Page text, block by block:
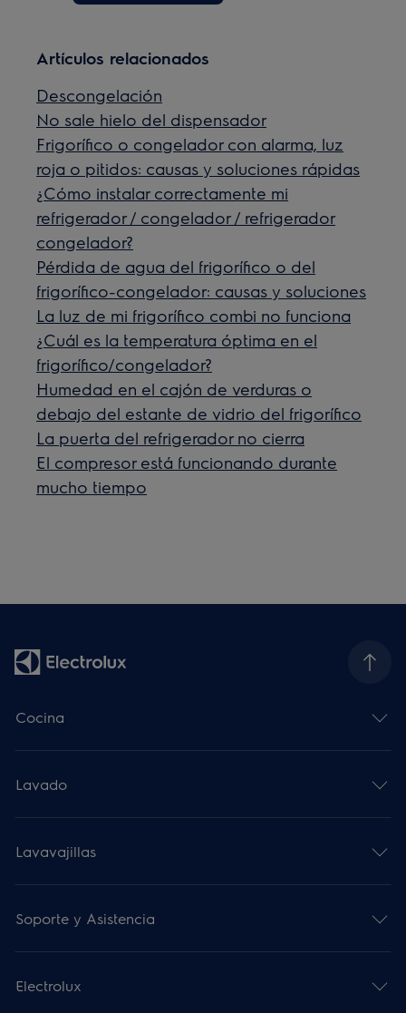
Artículos relacionados
Descongelación
No sale hielo del dispensador
Frigorífico o congelador con alarma, luz
roja o pitidos: causas y soluciones rápidas
¿Cómo instalar correctamente mi
refrigerador / congelador / refrigerador
congelador?
Pérdida de agua del frigorífico o del
frigorífico-congelador: causas y soluciones
La luz de mi frigorífico combi no funciona
¿Cuál es la temperatura óptima en el
frigorífico/congelador?
Humedad en el cajón de verduras o
debajo del estante de vidrio del frigorífico
La puerta del refrigerador no cierra
El compresor está funcionando durante
mucho tiempo
Cocina
Lavado
Lavavajillas
Soporte y Asistencia
Electrolux